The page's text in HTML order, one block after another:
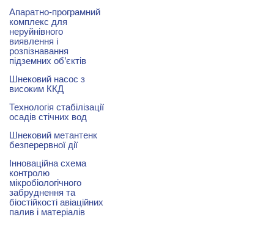
Апаратно-програмний
комплекс для
неруйнівного
виявлення і
розпізнавання
підземних об’єктів
Шнековий насос з
високим ККД
Технологія стабілізації
осадів стічних вод
Шнековий метантенк
безперервної дії
Інноваційна схема
контролю
мікробіологічного
забруднення та
біостійкості авіаційних
палив і матеріалів